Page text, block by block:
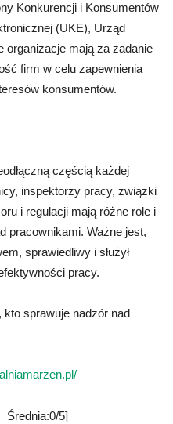
Konkurencji i Konsumentów
(UKE), Urząd
organizacje mają za zadanie
firm w celu zapewnienia
konsumentów.
częścią każdej
inspektorzy pracy, związki
i regulacji mają różne role i
pracownikami. Ważne jest,
sprawiedliwy i służył
pracy.
kto sprawuje nadzór nad
Średnia:0/5]